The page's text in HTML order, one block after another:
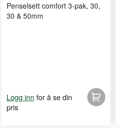
Penselsett comfort 3-pak, 30,
30 & 50mm
Logg inn for å se din
pris